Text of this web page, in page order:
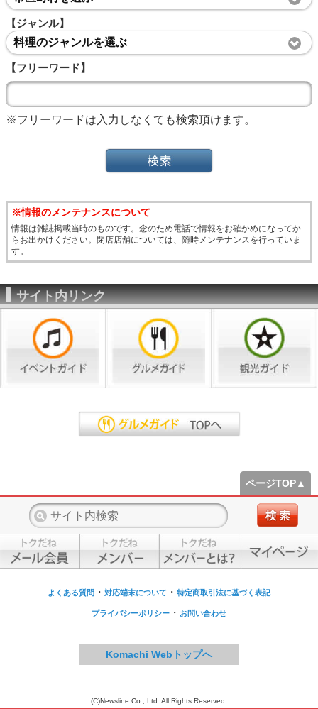
【ジャンル】
料理のジャンルを選ぶ
【フリーワード】
※フリーワードは入力しなくても検索頂けます。
※情報のメンテナンスについて
情報は雑誌掲載当時のものです。念のため電話で情報をお確かめになってか
らお出かけください。閉店店舗については、随時メンテナンスを行っていま
す。
サイト内リンク
ページTOP▲
よくある質問 ・ 対応端末について ・ 特定商取引法に基づく表記
プライバシーポリシー ・ お問い合わせ
Komachi Webトップへ
(C)Newsline Co., Ltd. All Rights Reserved.